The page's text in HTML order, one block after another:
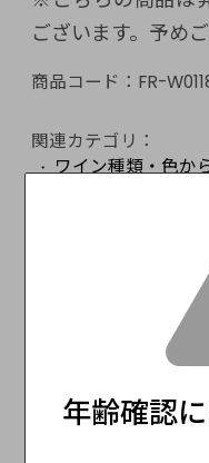
ございます。予め
商品コード： FR-
関連カテゴリ：
ワイン種類・色か
ワイン種類・色か
年齢確認